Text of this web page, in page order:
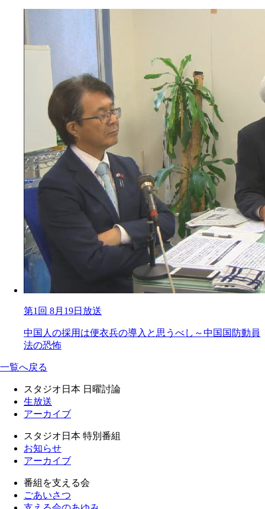
第1回 8月19日放送
中国人の採用は便衣兵の導入と思うべし～中国国防動員
法の恐怖
一覧へ戻る
スタジオ日本 日曜討論
生放送
アーカイブ
スタジオ日本 特別番組
お知らせ
アーカイブ
番組を支える会
ごあいさつ